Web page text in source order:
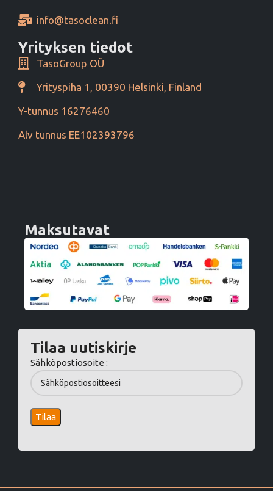
info@tasoclean.fi
Yrityksen tiedot
TasoGroup OÜ
Yrityspiha 1, 00390 Helsinki, Finland
Y-tunnus 16276460
Alv tunnus EE102393796
Maksutavat
Tilaa uutiskirje
Sähköpostiosoite :